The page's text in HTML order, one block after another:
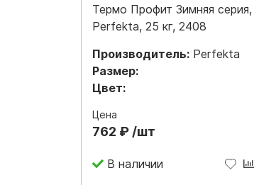
Термо Профит Зимняя серия,
Perfekta, 25 кг, 2408
Производитель: Perfekta
Размер:
Цвет:
Цена
762 ₽ /шт
В наличии